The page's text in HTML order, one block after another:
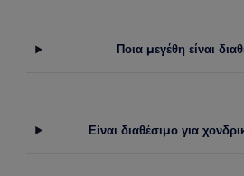
Ποια μεγέθη είναι
Είναι διαθέσιμο για